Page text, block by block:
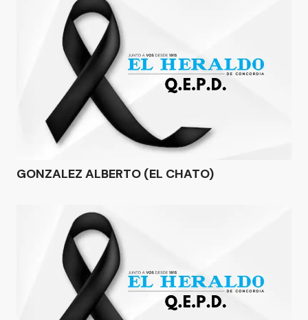
GONZALEZ ALBERTO (EL CHATO)